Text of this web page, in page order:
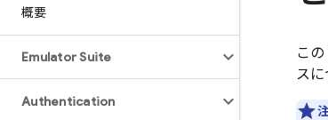
概要
Emulator Suite
Authentication
この
スに